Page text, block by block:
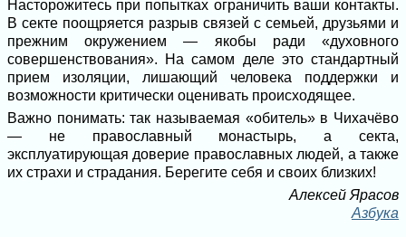
Насторожитесь при попытках ограничить ваши контакты.
В секте поощряется разрыв связей с семьей, друзьями и
прежним окружением — якобы ради «духовного
совершенствования». На самом деле это стандартный
прием изоляции, лишающий человека поддержки и
возможности критически оценивать происходящее.
Важно понимать: так называемая «обитель» в Чихачёво
— не православный монастырь, а секта,
эксплуатирующая доверие православных людей, а также
их страхи и страдания. Берегите себя и своих близких!
Алексей Ярасов
Азбука